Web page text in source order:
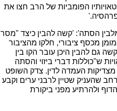
הפומביות של הרב חצו את
הסתה': 'קשה להבין כיצד "מסר
מכסף ציבורי, חלקו מהציבור
גם להבין היכן עובר הקו בין
ש"כוללות דברי ביזוי והסתה
העמדה לדין. צדק השופט
שהעניק שטיין לרבני ערים וקבע
ולהרתיע מפני ביקורת